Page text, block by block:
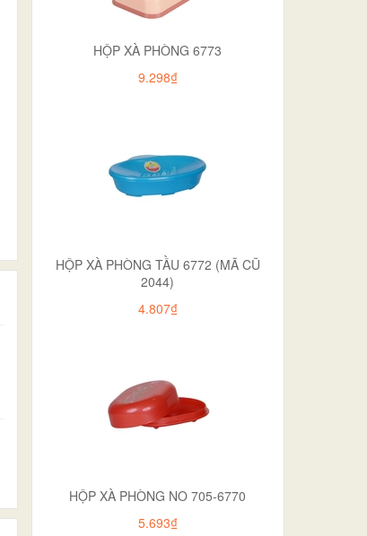
HỘP XÀ PHÒNG 6773
9.298₫
HỘP XÀ PHÒNG TẦU 6772 (MÃ CŨ
2044)
4.807₫
HỘP XÀ PHÒNG NO 705-6770
5.693₫